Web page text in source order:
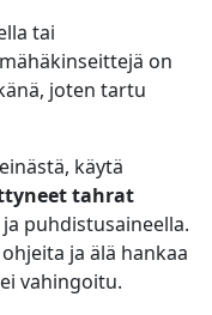
tai
on
joten tartu
käytä
tahrat
puhdistusaineella.
ja älä hankaa
vahingoitu.